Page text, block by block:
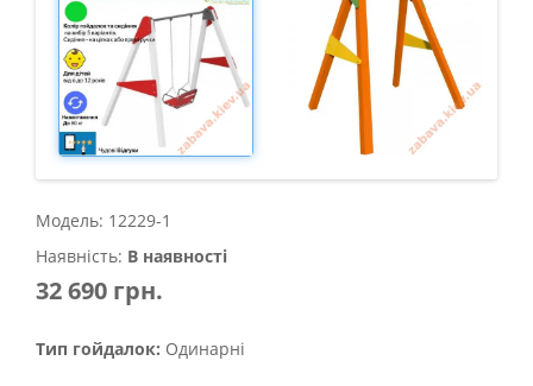
Модель: 12229-1
Наявність: В наявності
32 690 грн.
Тип гойдалок: Одинарні